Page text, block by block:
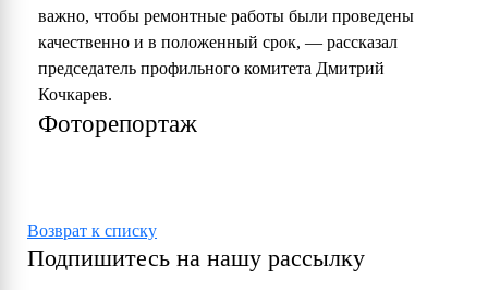
важно, чтобы ремонтные работы были проведены
качественно и в положенный срок, — рассказал
председатель профильного комитета Дмитрий
Кочкарев.
Фоторепортаж
Возврат к списку
Подпишитесь на нашу рассылку